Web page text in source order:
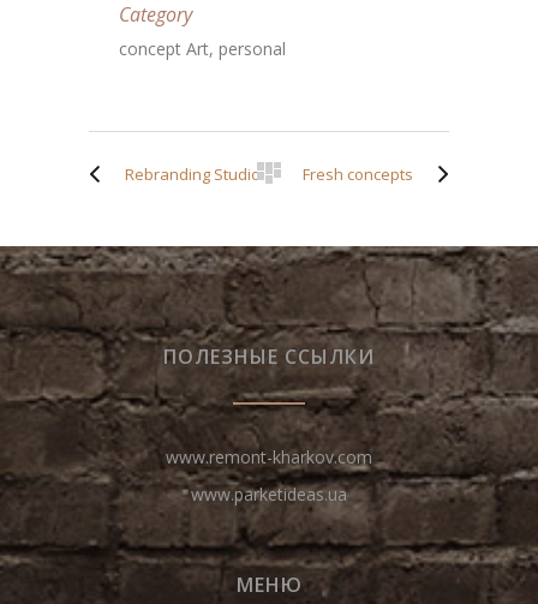
Category
concept Art, personal
Rebranding Studio Fresh concepts
ПОЛЕЗНЫЕ ССЫЛКИ
www.remont-kharkov.com
www.parketideas.ua
МЕНЮ